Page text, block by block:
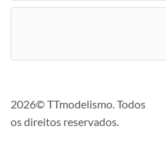
2026© TTmodelismo. Todos
os direitos reservados.